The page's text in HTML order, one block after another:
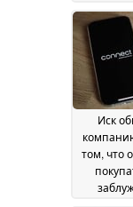
Иск
том, что